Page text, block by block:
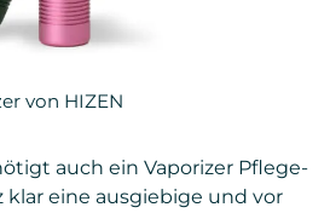
von HIZEN
auch ein Vaporizer Pflege-
klar eine ausgiebige und vor